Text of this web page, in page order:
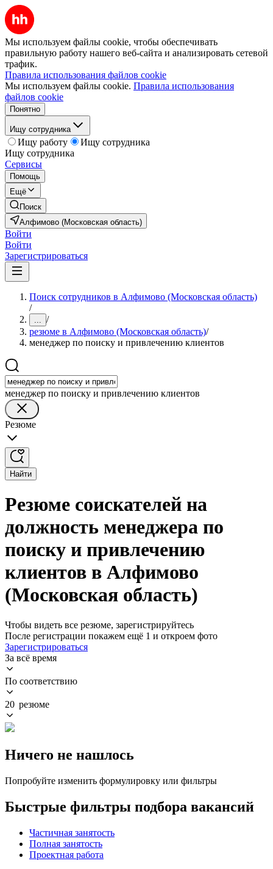
Мы используем файлы cookie, чтобы обеспечивать
правильную работу нашего веб-сайта и анализировать сетевой
трафик.
Правила использования файлов cookie
Мы используем файлы cookie. Правила использования
файлов cookie
Понятно
Ищу сотрудника
Ищу работу
Ищу сотрудника
Ищу сотрудника
Сервисы
Помощь
Ещё
Поиск
Алфимово (Московская область)
Войти
Войти
Зарегистрироваться
Поиск сотрудников в Алфимово (Московская область)
/
... /
резюме в Алфимово (Московская область)/
менеджер по поиску и привлечению клиентов
менеджер по поиску и привлечению клиентов
Резюме
Найти
Резюме соискателей на
должность менеджера по
поиску и привлечению
клиентов в Алфимово
(Московская область)
Чтобы видеть все резюме, зарегистрируйтесь
После регистрации покажем ещё 1 и откроем фото
Зарегистрироваться
За всё время
По соответствию
20 резюме
Ничего не нашлось
Попробуйте изменить формулировку или фильтры
Быстрые фильтры подбора вакансий
Частичная занятость
Полная занятость
Проектная работа